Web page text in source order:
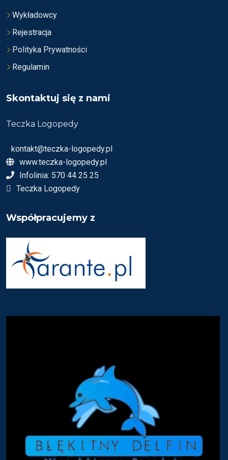
Wykładowcy
Rejestracja
Polityka Prywatności
Regulamin
Skontaktuj się z nami
Teczka Logopedy
kontakt@teczka-logopedy.pl
www.teczka-logopedy.pl
Infolinia: 570 44 25 25
Teczka Logopedy
Współpracujemy z